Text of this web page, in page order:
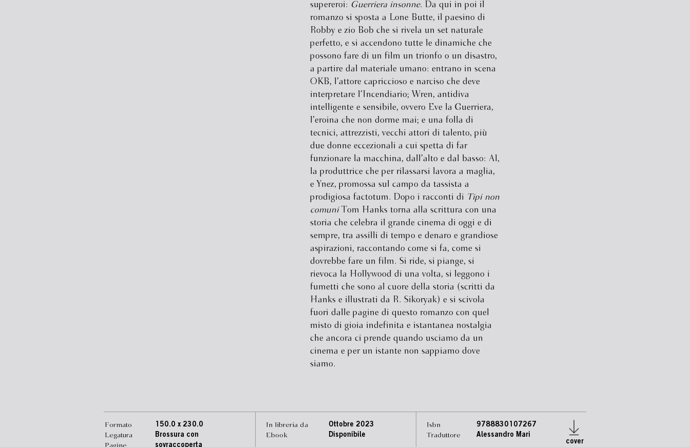
supereroi: Guerriera insonne. Da qui in poi il
romanzo si sposta a Lone Butte, il paesino di
Robby e zio Bob che si rivela un set naturale
perfetto, e si accendono tutte le dinamiche che
possono fare di un film un trionfo o un disastro,
a partire dal materiale umano: entrano in scena
OKB, l’attore capriccioso e narciso che deve
interpretare l’Incendiario; Wren, antidiva
intelligente e sensibile, ovvero Eve la Guerriera,
l’eroina che non dorme mai; e una folla di
tecnici, attrezzisti, vecchi attori di talento, più
due donne eccezionali a cui spetta di far
funzionare la macchina, dall’alto e dal basso: Al,
la produttrice che per rilassarsi lavora a maglia,
e Ynez, promossa sul campo da tassista a
prodigiosa factotum. Dopo i racconti di Tipi non
comuni Tom Hanks torna alla scrittura con una
storia che celebra il grande cinema di oggi e di
sempre, tra assilli di tempo e denaro e grandiose
aspirazioni, raccontando come si fa, come si
dovrebbe fare un film. Si ride, si piange, si
rievoca la Hollywood di una volta, si leggono i
fumetti che sono al cuore della storia (scritti da
Hanks e illustrati da R. Sikoryak) e si scivola
fuori dalle pagine di questo romanzo con quel
misto di gioia indefinita e istantanea nostalgia
che ancora ci prende quando usciamo da un
cinema e per un istante non sappiamo dove
siamo.
Formato
Legatura
Pagine
150.0 x 230.0
Brossura con
sovraccoperta
In libreria da
Ebook
Ottobre 2023
Disponibile
Isbn
Traduttore
9788830107267
Alessandro Mari
cover